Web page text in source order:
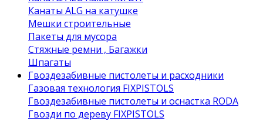
Канаты ALG на катушке
Мешки строительные
Пакеты для мусора
Стяжные ремни , Багажки
Шпагаты
Гвоздезабивные пистолеты и расходники
Газовая технология FIXPISTOLS
Гвоздезабивные пистолеты и оснастка RODA
Гвозди по дереву FIXPISTOLS